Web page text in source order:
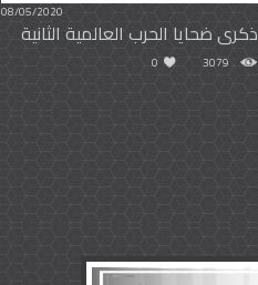
08/05/2020
ذكرى ضحايا الحرب العالمية الثانية
3079
0